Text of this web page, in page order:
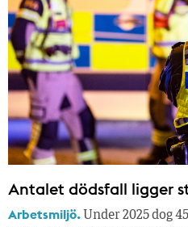
Antalet dödsfall ligger
Arbetsmiljö. Under 2025 dog